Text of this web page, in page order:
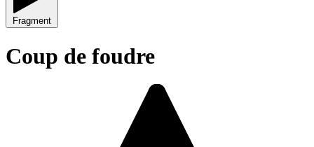
Fragment
Coup de foudre